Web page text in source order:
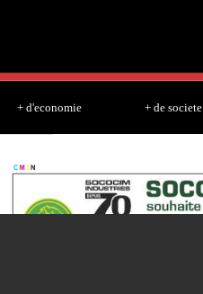
+ d'economie + de societe